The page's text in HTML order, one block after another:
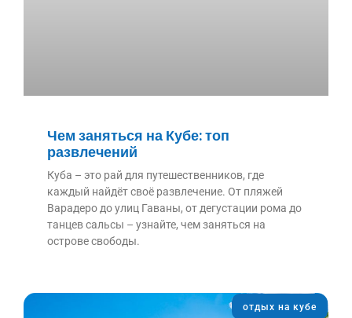
Чем заняться на Кубе: топ
развлечений
Куба – это рай для путешественников, где
каждый найдёт своё развлечение. От пляжей
Варадеро до улиц Гаваны, от дегустации рома до
танцев сальсы – узнайте, чем заняться на
острове свободы.
отдых на кубе